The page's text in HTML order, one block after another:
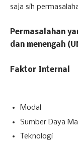
saja sih
Permasalahan
dan menengah
Faktor Internal
Modal
Sumber Daya
Teknologi